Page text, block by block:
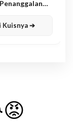
Kuisnya ➔
😡